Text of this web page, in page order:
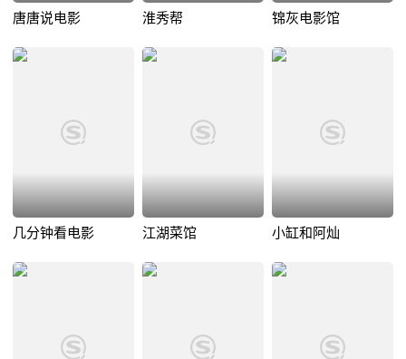
唐唐说电影 淮秀帮 锦灰电影馆
几分钟看电影 江湖菜馆 小缸和阿灿